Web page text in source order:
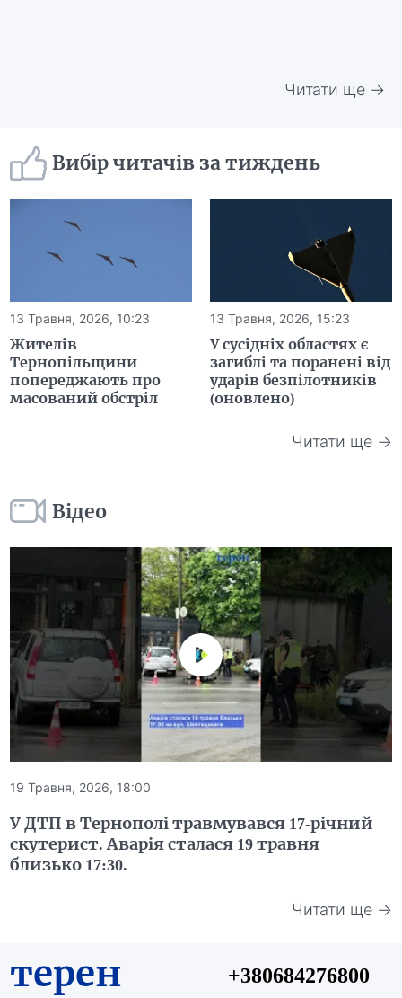
Читати ще →
Вибір читачів за тиждень
13 Травня, 2026, 10:23
Жителів
Тернопільщини
попереджають про
масований обстріл
13 Травня, 2026, 15:23
У сусідніх областях є
загиблі та поранені від
ударів безпілотників
(оновлено)
Читати ще →
Відео
19 Травня, 2026, 18:00
У ДТП в Тернополі травмувався 17-річний
скутерист. Аварія сталася 19 травня
близько 17:30.
Читати ще →
терен +380684276800